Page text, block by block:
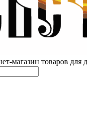
магазин товаров для